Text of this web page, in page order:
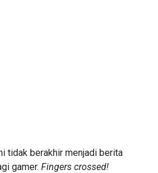
tidak berakhir menjadi berita
gamer. Fingers crossed!